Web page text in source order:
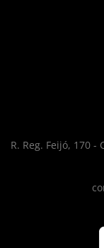
R. Reg. Feijó, 170